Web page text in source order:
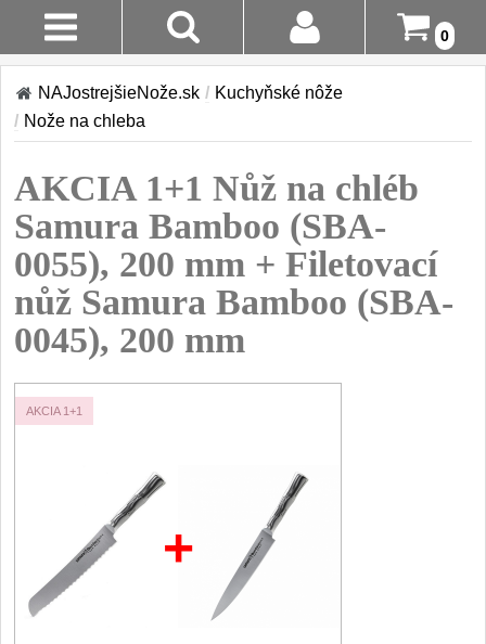
0
Stav
Objednávky
Registrácia
Doručenie
A Platba
Vrátenie Do
Reklamácia
Akcia!
Kuchyňské nôže
Sady nožov 9
Kuchařské nože
Univerzálny nože 50
Nože na ovoce a
Santoku nože
17
Filetovací nože
Nože na chleba
NAJostrejšieNože.sk / Kuchyňské nôže
/ Nože na chleba
AKCIA 1+1 Nůž na chléb
Samura Bamboo (SBA-
0055), 200 mm + Filetovací
nůž Samura Bamboo (SBA-
0045), 200 mm
AKCIA 1+1
+